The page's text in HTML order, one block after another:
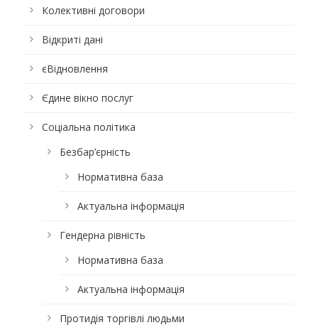
Колективні договори
Відкриті дані
єВідновлення
Єдине вікно послуг
Соціальна політика
Безбар’єрність
Нормативна база
Актуальна інформація
Гендерна рівність
Нормативна база
Актуальна інформація
Протидія торгівлі людьми